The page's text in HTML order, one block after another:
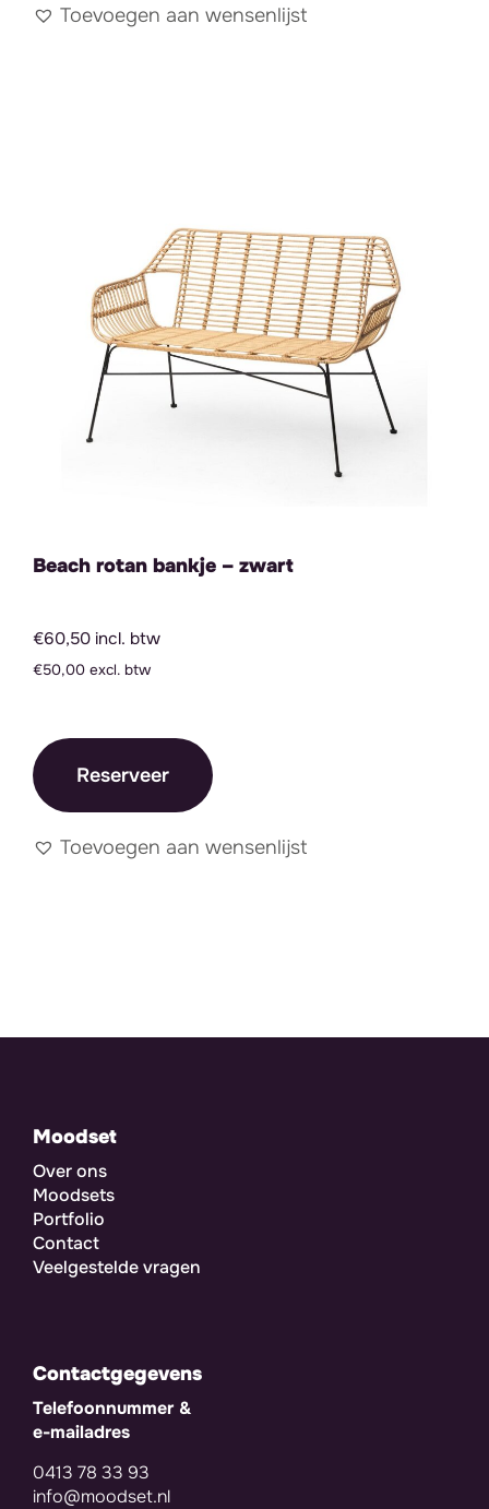
Toevoegen aan wensenlijst
Beach rotan bankje – zwart
€60,50 incl. btw
€50,00 excl. btw
Reserveer
Toevoegen aan wensenlijst
Moodset
Over ons
Moodsets
Portfolio
Contact
Veelgestelde vragen
Contactgegevens
Telefoonnummer &
e-mailadres
0413 78 33 93
info@moodset.nl